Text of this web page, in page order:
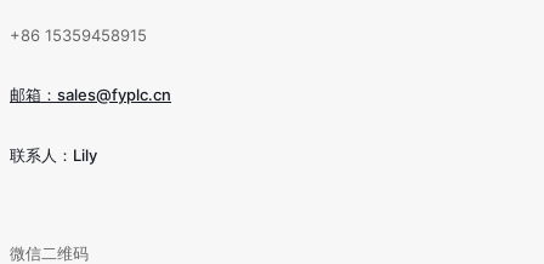
+86 15359458915
邮箱：sales@fyplc.cn
联系人：Lily
微信二维码